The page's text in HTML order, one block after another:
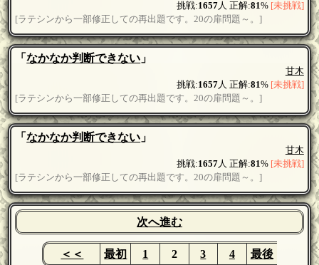
挑戦:1657人 正解:81% [未挑戦]
[ラテシンから一部修正しての再出題です。20の扉問題～。]
「なかなか判断できない 」
甘木
挑戦:1657人 正解:81% [未挑戦]
[ラテシンから一部修正しての再出題です。20の扉問題～。]
「なかなか判断できない 」
甘木
挑戦:1657人 正解:81% [未挑戦]
[ラテシンから一部修正しての再出題です。20の扉問題～。]
次へ進む
＜＜ 最初 1 2 3 4 最後